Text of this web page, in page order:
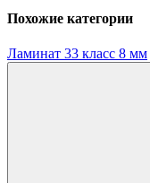
Похожие категории
Ламинат 33 класс 8 мм